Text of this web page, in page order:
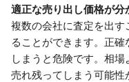
適正な売り出し価格が分
複数の会社に査定を出
ることができます。正
しまうと危険です。相
売れ残ってしまう可能性